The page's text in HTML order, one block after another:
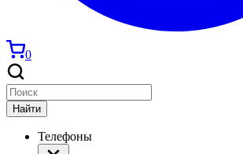
0
Найти
Телефоны